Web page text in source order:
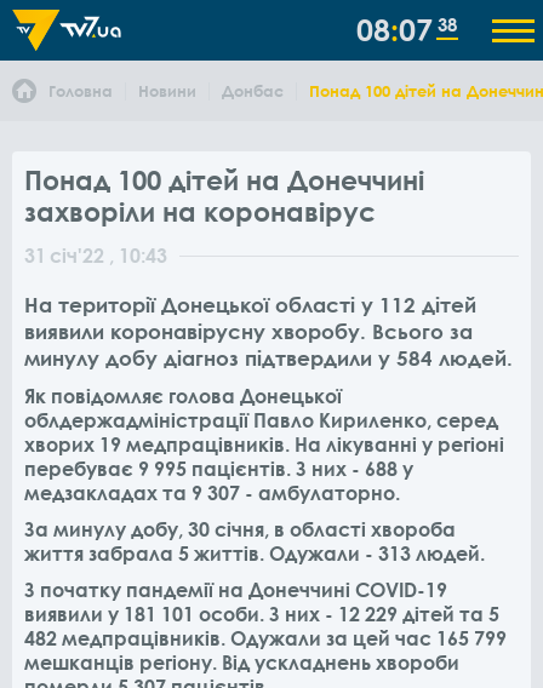
08 07 38
Головна Новини Донбас Понад 100 дітей на
Понад 100 дітей на Донеччині
захворіли на коронавірус
31 січ'22 , 10:43
На території Донецької області у 112 дітей
виявили коронавірусну хворобу. Всього за
минулу добу діагноз підтвердили у 584 людей.
Як повідомляє голова Донецької
облдержадміністрації Павло Кириленко, серед
хворих 19 медпрацівників. На лікуванні у регіоні
перебуває 9 995 пацієнтів. З них - 688 у
медзакладах та 9 307 - амбулаторно.
За минулу добу, 30 січня, в області хвороба
життя забрала 5 життів. Одужали - 313 людей.
З початку пандемії на Донеччині COVID-19
виявили у 181 101 особи. З них - 12 229 дітей та 5
482 медпрацівників. Одужали за цей час 165 799
мешканців регіону. Від ускладнень хвороби